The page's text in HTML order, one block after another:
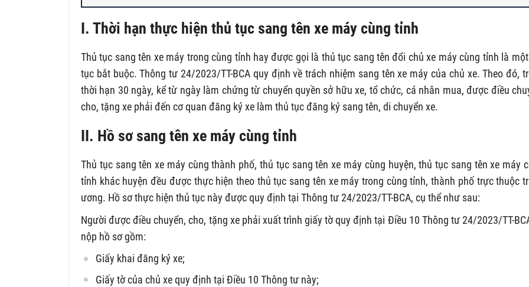
I. Thời hạn thực hiện thủ tục sang tên xe máy cùng tỉnh
Thủ tục sang tên xe máy trong cùng tỉnh hay được gọi là thủ tục sang tên đổi chủ xe máy cùng tỉnh là
tục bắt buộc. Thông tư 24/2023/TT-BCA quy định về trách nhiệm sang tên xe máy của chủ xe. Theo đó,
thời hạn 30 ngày, kể từ ngày làm chứng từ chuyển quyền sở hữu xe, tổ chức, cá nhân mua, được điều
cho, tặng xe phải đến cơ quan đăng ký xe làm thủ tục đăng ký sang tên, di chuyển xe.
II. Hồ sơ sang tên xe máy cùng tỉnh
Thủ tục sang tên xe máy cùng thành phố, thủ tục sang tên xe máy cùng huyện, thủ tục sang tên xe máy
tỉnh khác huyện đều được thực hiện theo thủ tục sang tên xe máy trong cùng tỉnh, thành phố trực thuộc
ương. Hồ sơ thực hiện thủ tục này được quy định tại Thông tư 24/2023/TT-BCA, cụ thể như sau:
Người được điều chuyển, cho, tặng xe phải xuất trình giấy tờ quy định tại Điều 10 Thông tư 24/2023/TT-
nộp hồ sơ gồm:
Giấy khai đăng ký xe;
Giấy tờ của chủ xe quy định tại Điều 10 Thông tư này;